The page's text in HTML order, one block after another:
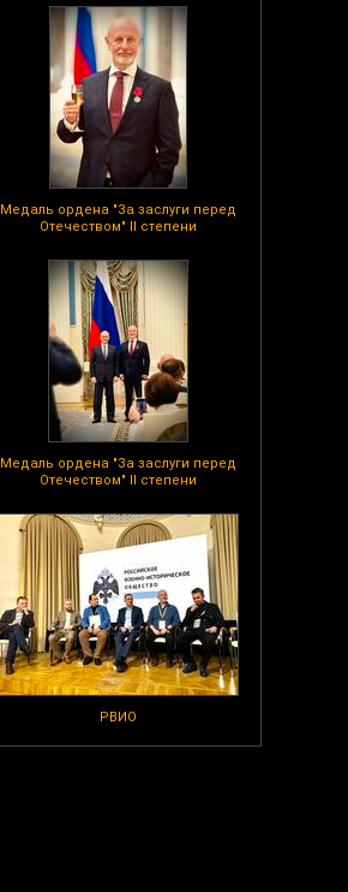
Медаль ордена "За заслуги перед
Отечеством" II степени
Медаль ордена "За заслуги перед
Отечеством" II степени
РВИО